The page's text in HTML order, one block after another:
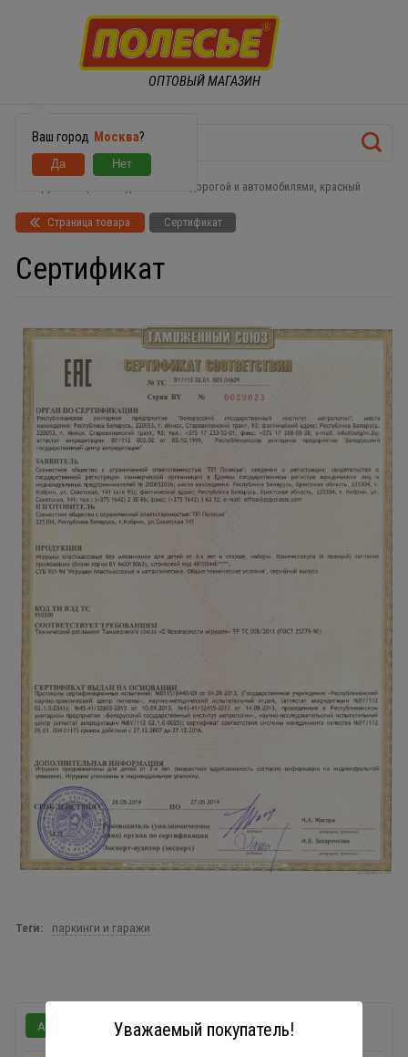
ОПТОВЫЙ МАГАЗИН
Ваш город Москва?
Игрушка Паркинг 4-уровневый с дорогой и автомобилями, красный
Страница товара Сертификат
Сертификат
Теги: паркинги и гаражи
44723Уважаемый покупатель!